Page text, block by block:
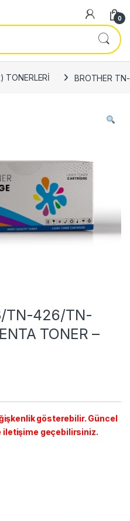
0
TONERLERİ BROTHER
TN-426/TN-
TONER –
gösterebilir. Güncel
iletişime geçebilirsiniz.